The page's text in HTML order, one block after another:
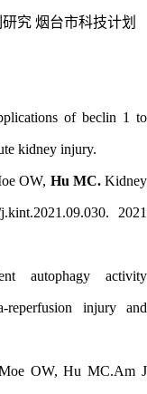
究 烟台市科技计划
of beclin 1 to
kidney injury.
OW, Hu MC.Kidney
2021
autophagy activity
reperfusion injury and
OW, Hu MC.Am J